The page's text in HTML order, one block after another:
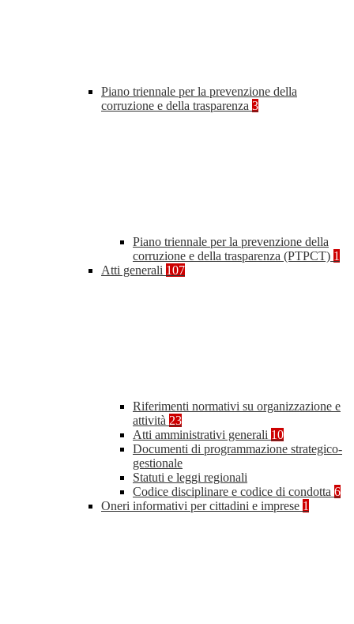
Piano triennale per la prevenzione della
corruzione e della trasparenza 3
Piano triennale per la prevenzione della
corruzione e della trasparenza (PTPCT) 1
Atti generali 107
Riferimenti normativi su organizzazione e
attività 23
Atti amministrativi generali 10
Documenti di programmazione strategico-
gestionale
Statuti e leggi regionali
Codice disciplinare e codice di condotta 6
Oneri informativi per cittadini e imprese 1